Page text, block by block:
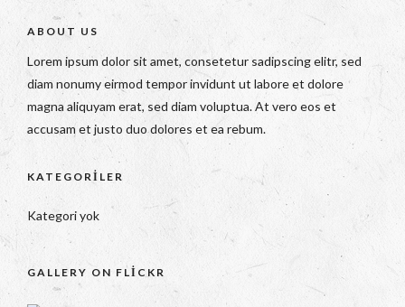
ABOUT US
Lorem ipsum dolor sit amet, consetetur sadipscing elitr, sed
diam nonumy eirmod tempor invidunt ut labore et dolore
magna aliquyam erat, sed diam voluptua. At vero eos et
accusam et justo duo dolores et ea rebum.
KATEGORILER
Kategori yok
GALLERY ON FLICKR